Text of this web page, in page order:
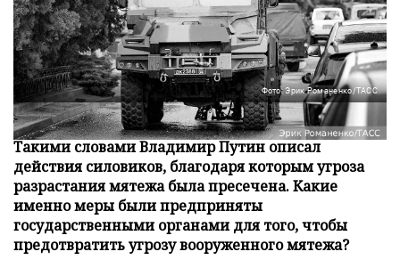
Фото: Эрик Романенко/ТАСС
«Вы фактически остановили гражданскую войну».
Такими словами Владимир Путин описал
действия силовиков, благодаря которым угроза
разрастания мятежа была пресечена. Какие
именно меры были предприняты
государственными органами для того, чтобы
предотвратить угрозу вооруженного мятежа?